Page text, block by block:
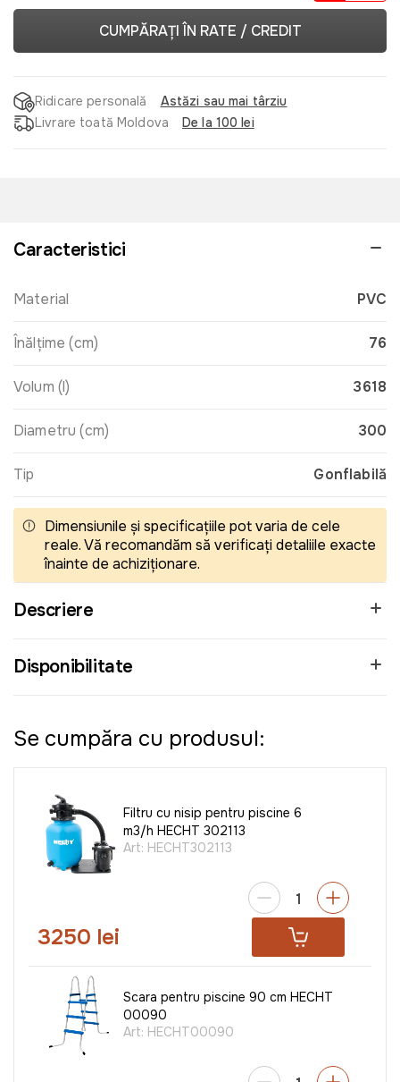
CUMPĂRAȚI ÎN RATE / CREDIT
Ridicare personală
Astăzi sau mai târziu
Livrare toată Moldova
De la 100 lei
Caracteristici
Material PVC
Înălțime (cm) 76
Volum (l) 3618
Diametru (cm) 300
Tip Gonflabilă
Dimensiunile și specificațiile pot varia de cele
reale. Vă recomandăm să verificați detaliile exacte
înainte de achiziționare.
Descriere
Disponibilitate
Se cumpăra cu produsul:
Filtru cu nisip pentru piscine 6
m3/h HECHT 302113
Art: HECHT302113
3250 lei
Scara pentru piscine 90 cm HECHT
00090
Art: HECHT00090